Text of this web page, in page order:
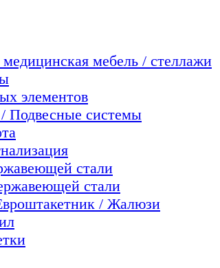
мебель / стеллажи
элементов
Подвесные системы
стали
стали
/ Жалюзи